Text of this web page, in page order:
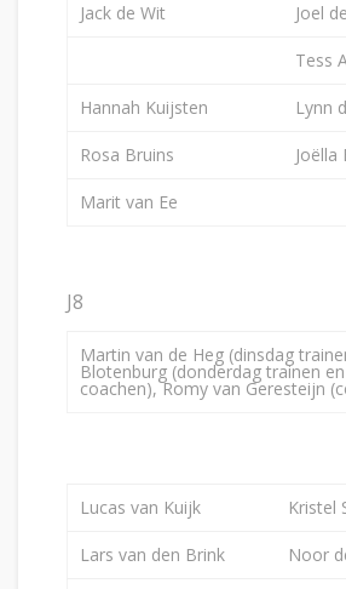
Jack de Wit Joel
Tess
Hannah Kuijsten Lynn
Rosa Bruins Joëlla
Marit van Ee
J8
Martin van de Heg (dinsdag
Blotenburg (donderdag trainen
coachen), Romy van Geresteijn
Lucas van Kuijk Kristel
Lars van den Brink Noor